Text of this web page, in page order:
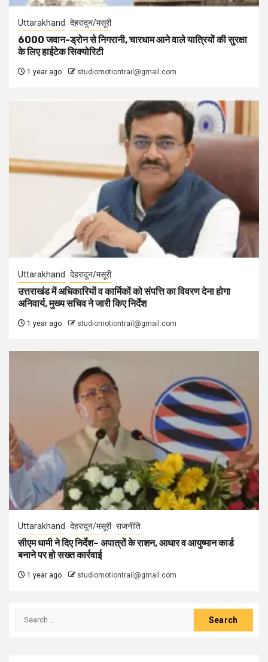
Uttarakhand देहरादून/मसूरी
6000 जवान-ड्रोन से निगरानी, चारधाम आने वाले यात्रियों की सुरक्षा
के लिए हाईटेक सिक्योरिटी
1 year ago studiomotiontrail@gmail.com
Uttarakhand देहरादून/मसूरी
उत्तराखंड में अधिकारियों व कार्मिकों को संपत्ति का विवरण देना होगा
अनिवार्य, मुख्य सचिव ने जारी किए निर्देश
1 year ago studiomotiontrail@gmail.com
Uttarakhand देहरादून/मसूरी राजनीति
सीएम धामी ने दिए निर्देश– अपात्रों के राशन, आधार व आयुष्मान कार्ड
बनाने पर हो सख्त कार्रवाई
1 year ago studiomotiontrail@gmail.com
Search